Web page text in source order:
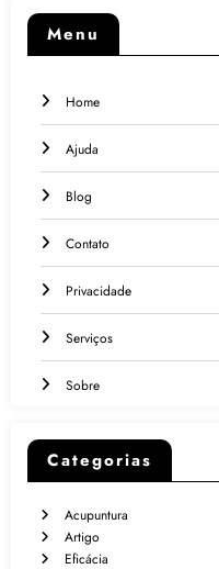
Menu
Home
Ajuda
Blog
Contato
Privacidade
Serviços
Sobre
Categorias
Acupuntura
Artigo
Eficácia